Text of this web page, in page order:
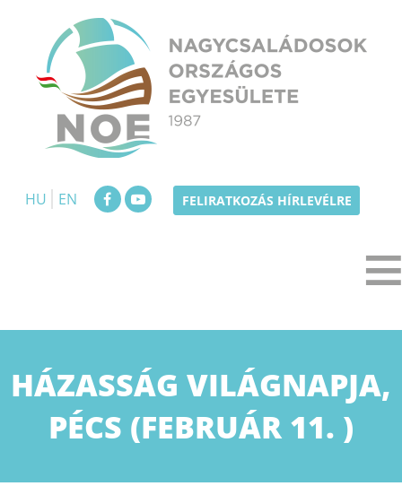
content
HU
EN FELIRATKOZÁS HÍRLEVÉLRE
HÁZASSÁG VILÁGNAPJA,
PÉCS (FEBRUÁR 11. )